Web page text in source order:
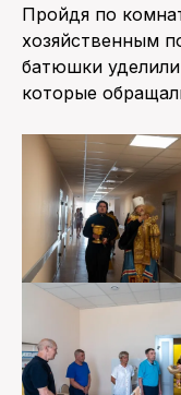
Пройдя по
хозяйственным
батюшки
которые